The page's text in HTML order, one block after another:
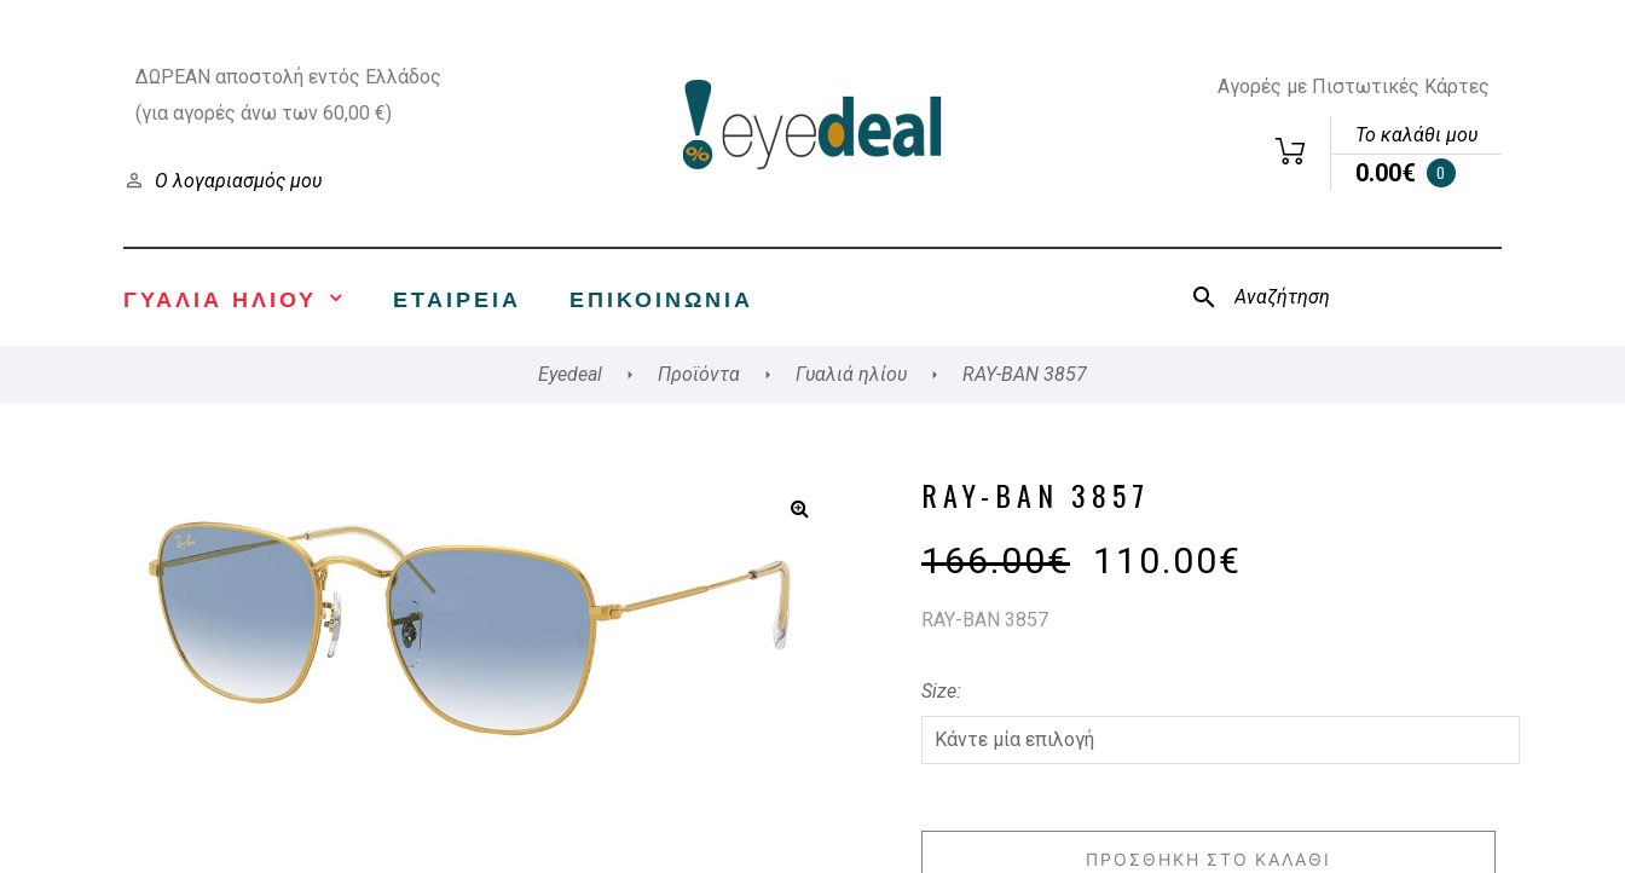
ΔΩΡΕΑΝ αποστολή εντός Ελλάδος
(για αγορές άνω των 60,00 €)
Ο λογαριασμός μου
Αγορές με Πιστωτικές Κάρτες
Το καλάθι μου
0.00€ 0
ΓΥΑΛΙΑ ΗΛΙΟΥ ΕΤΑΙΡΕΊΑ ΕΠΙΚΟΙΝΩΝΊΑ
Eyedeal Προϊόντα Γυαλιά ηλίου RAY-BAN 3857
RAY-BAN 3857
166.00€ 110.00€
RAY-BAN 3857
Size
ΠΡΟΣΘΉΚΗ ΣΤΟ ΚΑΛΆΘΙ